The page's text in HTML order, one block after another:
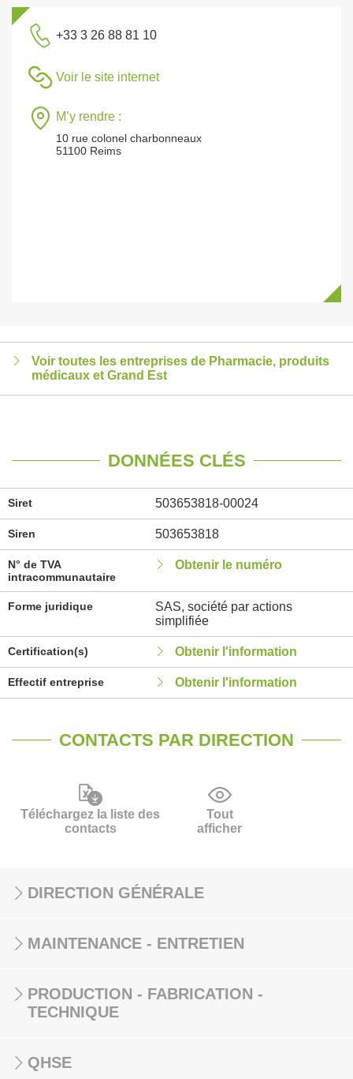
+33 3 26 88 81 10
Voir le site internet
M’y rendre :
10 rue colonel charbonneaux
51100 Reims
Voir toutes les entreprises de Pharmacie, produits
médicaux et Grand Est
DONNÉES CLÉS
Siret 503653818-00024
Siren 503653818
N° de TVA
intracommunautaire
Obtenir le numéro
Forme juridique
SAS, société par actions
simplifiée
Certification(s) Obtenir l'information
Effectif entreprise Obtenir l'information
CONTACTS PAR DIRECTION
Téléchargez la liste des
contacts
Tout
afficher
DIRECTION GÉNÉRALE
MAINTENANCE - ENTRETIEN
PRODUCTION - FABRICATION -
TECHNIQUE
QHSE